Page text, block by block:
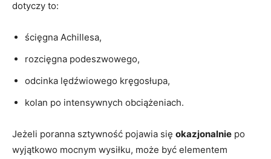
dotyczy to:
ścięgna Achillesa,
rozcięgna podeszwowego,
odcinka lędźwiowego kręgosłupa,
kolan po intensywnych obciążeniach.
Jeżeli poranna sztywność pojawia się okazjonalnie po
wyjątkowo mocnym wysiłku, może być elementem